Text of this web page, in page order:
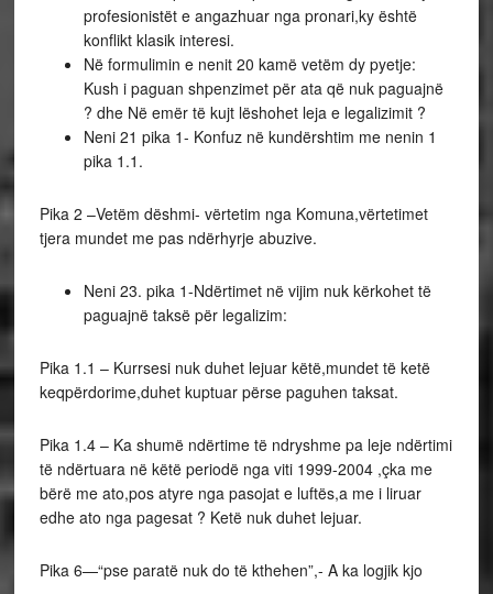
profesionistët e angazhuar nga pronari,ky është
konflikt klasik interesi.
Në formulimin e nenit 20 kamë vetëm dy pyetje:
Kush i paguan shpenzimet për ata që nuk paguajnë
? dhe Në emër të kujt lëshohet leja e legalizimit ?
Neni 21 pika 1- Konfuz në kundërshtim me nenin 1
pika 1.1.
Pika 2 –Vetëm dëshmi- vërtetim nga Komuna,vërtetimet
tjera mundet me pas ndërhyrje abuzive.
Neni 23. pika 1-Ndërtimet në vijim nuk kërkohet të
paguajnë taksë për legalizim:
Pika 1.1 – Kurrsesi nuk duhet lejuar këtë,mundet të ketë
keqpërdorime,duhet kuptuar përse paguhen taksat.
Pika 1.4 – Ka shumë ndërtime të ndryshme pa leje ndërtimi
të ndërtuara në këtë periodë nga viti 1999-2004 ,çka me
bërë me ato,pos atyre nga pasojat e luftës,a me i liruar
edhe ato nga pagesat ? Ketë nuk duhet lejuar.
Pika 6—“pse paratë nuk do të kthehen”,- A ka logjik kjo